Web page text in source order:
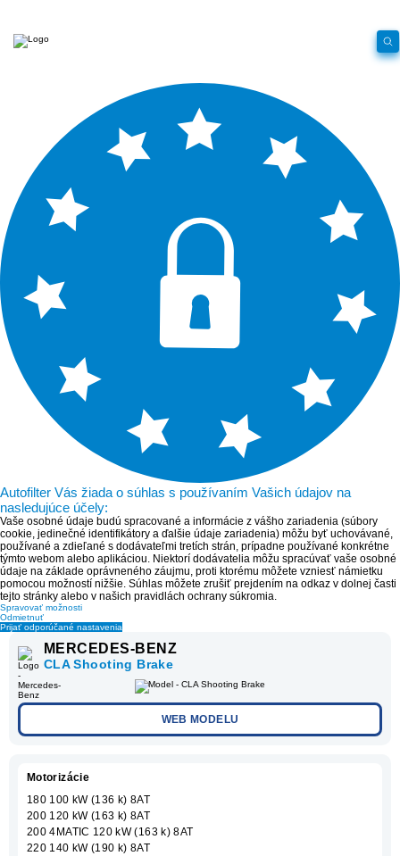
Autofilter Vás žiada o súhlas s používaním Vašich údajov na
nasledujúce účely:
Vaše osobné údaje budú spracované a informácie z vášho zariadenia (súbory
cookie, jedinečné identifikátory a ďalšie údaje zariadenia) môžu byť uchovávané,
používané a zdieľané s dodávateľmi tretích strán, prípadne používané konkrétne
týmto webom alebo aplikáciou. Niektorí dodávatelia môžu spracúvať vaše osobné
údaje na základe oprávneného záujmu, proti ktorému môžete vzniesť námietku
pomocou možností nižšie. Súhlas môžete zrušiť prejdením na odkaz v dolnej časti
tejto stránky alebo v našich pravidlách ochrany súkromia.
Spravovať možnosti
Odmietnuť
Prijať odporúčané nastavenia
MERCEDES-BENZ
CLA Shooting Brake
WEB MODELU
Motorizácie
180 100 kW (136 k) 8AT
200 120 kW (163 k) 8AT
200 4MATIC 120 kW (163 k) 8AT
220 140 kW (190 k) 8AT